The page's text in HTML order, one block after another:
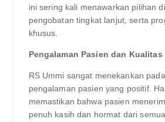
ini sering kali menawarkan pilihan
pengobatan tingkat lanjut, serta
khusus.
Pengalaman Pasien dan Kualitas
RS Ummi sangat menekankan
pengalaman pasien yang positif.
memastikan bahwa pasien
penuh kasih dan hormat dari